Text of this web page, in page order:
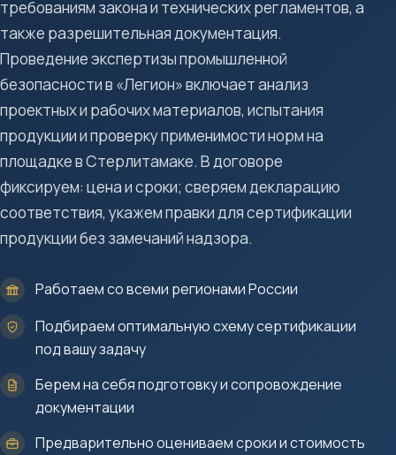
требованиям закона и технических регламентов, а
также разрешительная документация.
Проведение экспертизы промышленной
безопасности в «Легион» включает анализ
проектных и рабочих материалов, испытания
продукции и проверку применимости норм на
площадке в Стерлитамаке. В договоре
фиксируем: цена и сроки; сверяем декларацию
соответствия, укажем правки для сертификации
продукции без замечаний надзора.
Работаем со всеми регионами России
Подбираем оптимальную схему сертификации
под вашу задачу
Берем на себя подготовку и сопровождение
документации
Предварительно оцениваем сроки и стоимость